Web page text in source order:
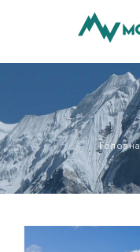
ПРОГРАМИ
ВІДГУКИ
БЛОГ
КОРИСНО
Головна